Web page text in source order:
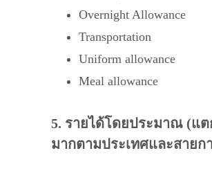
Overnight Allowance
Transportation
Uniform allowance
Meal allowance
5. รายได้โดยประมาณ (แต
มากตามประเทศและสายก